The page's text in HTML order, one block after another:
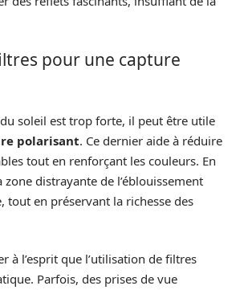
pour une capture
soleil est trop forte, il peut être utile
polarisant. Ce dernier aide à réduire
tout en renforçant les couleurs. En
distrayante de l’éblouissement
tout en préservant la richesse des
à l’esprit que l’utilisation de filtres
Parfois, des prises de vue